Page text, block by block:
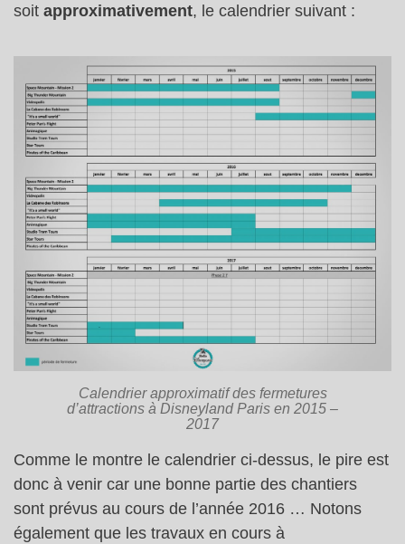
soit approximativement, le calendrier suivant :
Calendrier approximatif des fermetures
d’attractions à Disneyland Paris en 2015 –
2017
Comme le montre le calendrier ci-dessus, le pire est
donc à venir car une bonne partie des chantiers
sont prévus au cours de l’année 2016 … Notons
également que les travaux en cours à